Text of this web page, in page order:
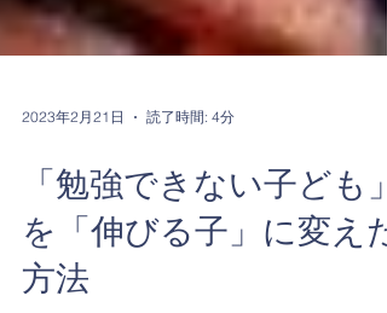
2023年2月21日 読了時間: 4分
「勉強できない子ども」
を「伸びる子」に変えた